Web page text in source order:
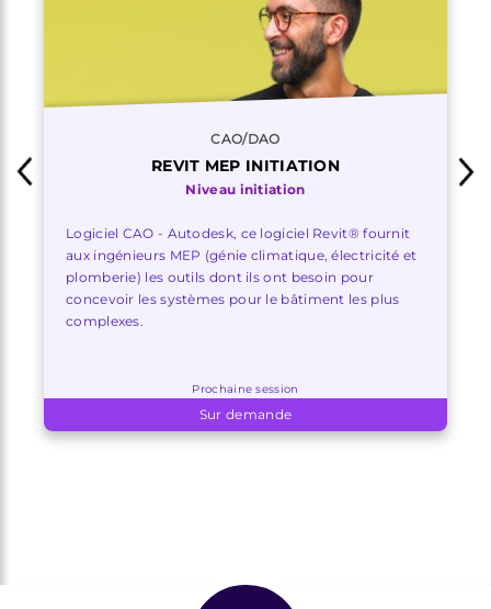
CAO/DAO
REVIT MEP INITIATION
Niveau initiation
Logiciel CAO - Autodesk, ce logiciel Revit® fournit
aux ingénieurs MEP (génie climatique, électricité et
plomberie) les outils dont ils ont besoin pour
concevoir les systèmes pour le bâtiment les plus
complexes.
Prochaine session
Sur demande